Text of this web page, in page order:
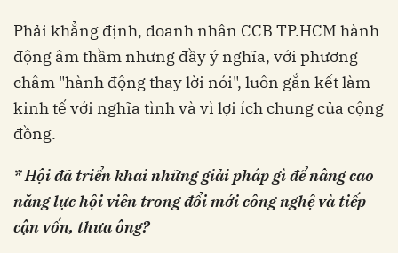
Phải khẳng định, doanh nhân CCB TP.HCM hành
động âm thầm nhưng đầy ý nghĩa, với phương
châm "hành động thay lời nói", luôn gắn kết làm
kinh tế với nghĩa tình và vì lợi ích chung của cộng
đồng.
* Hội đã triển khai những giải pháp gì để nâng cao
năng lực hội viên trong đổi mới công nghệ và tiếp
cận vốn, thưa ông?